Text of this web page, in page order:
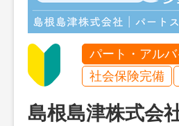
パート・アルバ
社会保険完備
島根島津株式会